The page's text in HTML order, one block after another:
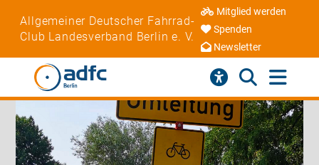
Allgemeiner Deutscher Fahrrad-
Club Landesverband Berlin e. V.
Mitglied werden
Spenden
Newsletter